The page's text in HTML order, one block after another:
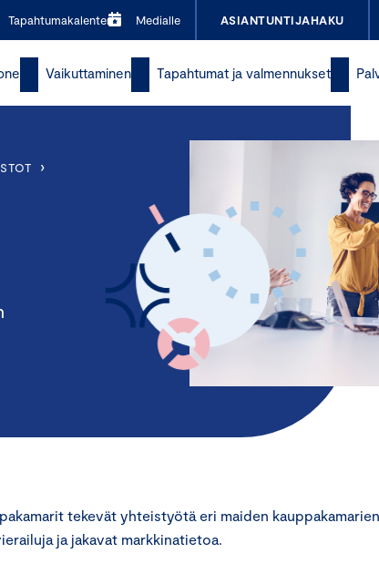
Tapahtumakalenteri Medialle ASIANTUNTIJAHAKU
Vaikuttaminen Tapahtumat ja valmennukset
›
tekevät yhteistyötä eri maiden
ja jakavat markkinatietoa.